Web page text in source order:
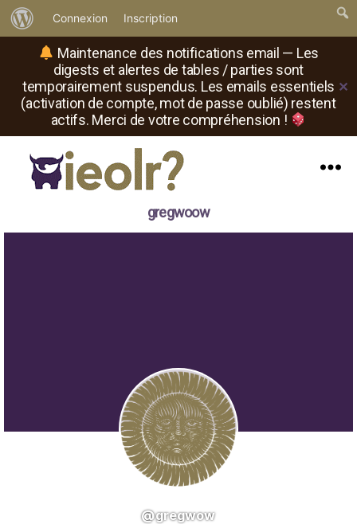
Maintenance des notifications email — Les
digests et alertes de tables / parties sont
temporairement suspendus. Les emails essentiels
(activation de compte, mot de passe oublié) restent
actifs. Merci de votre compréhension !
✕
propos
de
WordPress
Connexion Inscription
où
gregwoow
@gregwow